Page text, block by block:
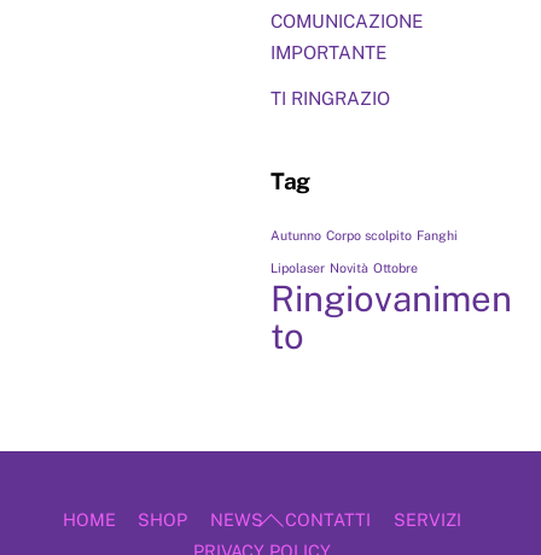
COMUNICAZIONE
IMPORTANTE
TI RINGRAZIO
Tag
Autunno Corpo scolpito Fanghi
Lipolaser Novità Ottobre
Ringiovanimen
to
Back
To
HOME SHOP NEWS CONTATTI
SERVIZI